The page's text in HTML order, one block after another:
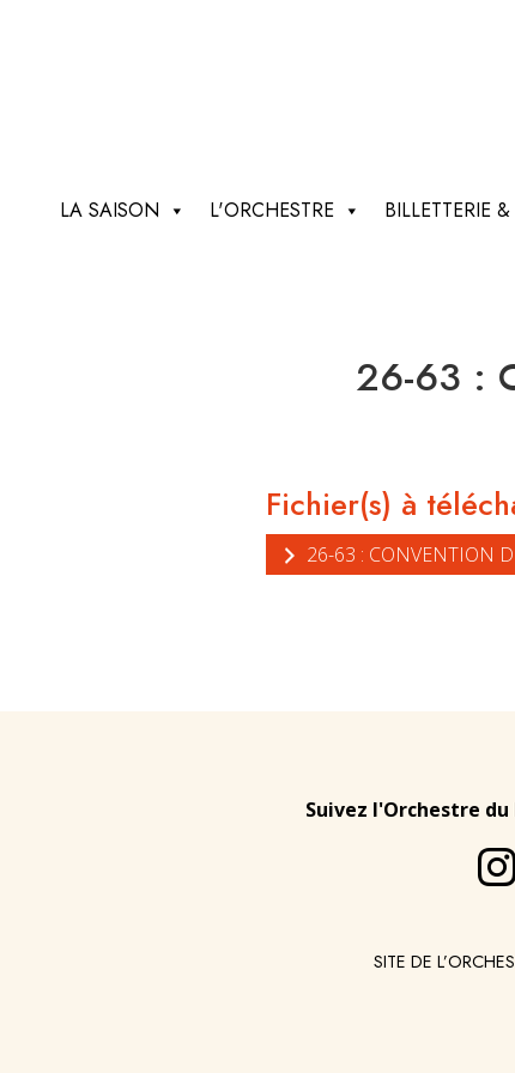
LA SAISON L'ORCHESTRE BILLETTERIE
26-63 :
Fichier(s) à
26-63 : CONVENTION
Suivez l'Orchestre du
SITE DE